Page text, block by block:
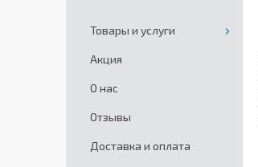
Товары и услуги
Акция
О нас
Отзывы
Доставка и оплата